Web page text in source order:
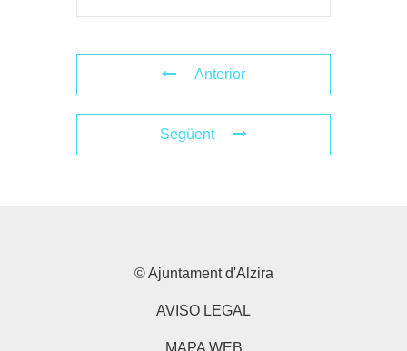
Anterior
Següent
© Ajuntament d'Alzira
AVISO LEGAL
MAPA WEB